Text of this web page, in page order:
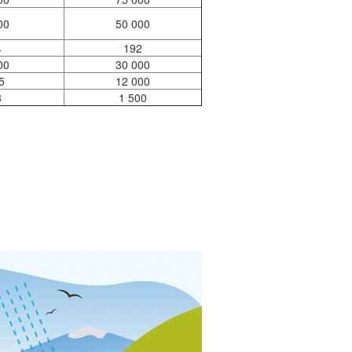
50 000
192
30 000
12 000
1 500